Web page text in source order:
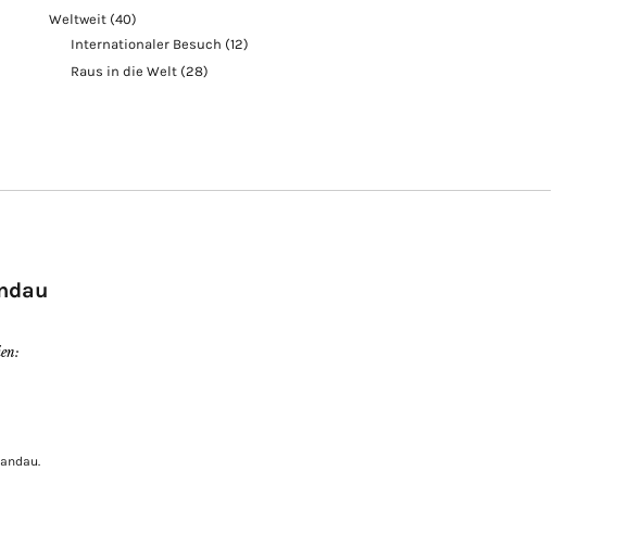
Weltweit (40)
Internationaler Besuch (12)
Raus in die Welt (28)